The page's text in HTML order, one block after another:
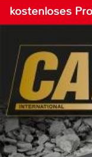
kostenloses